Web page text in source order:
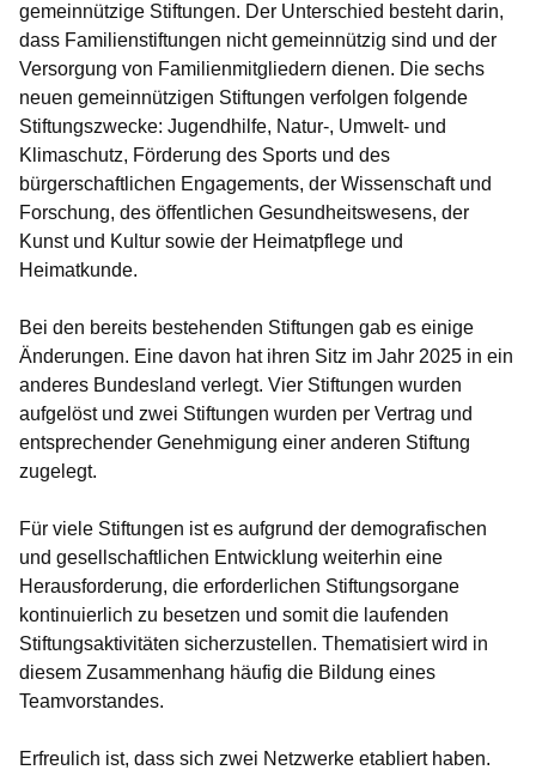
gemeinnützige Stiftungen. Der Unterschied besteht darin,
dass Familienstiftungen nicht gemeinnützig sind und der
Versorgung von Familienmitgliedern dienen. Die sechs
neuen gemeinnützigen Stiftungen verfolgen folgende
Stiftungszwecke: Jugendhilfe, Natur-, Umwelt- und
Klimaschutz, Förderung des Sports und des
bürgerschaftlichen Engagements, der Wissenschaft und
Forschung, des öffentlichen Gesundheitswesens, der
Kunst und Kultur sowie der Heimatpflege und
Heimatkunde.
Bei den bereits bestehenden Stiftungen gab es einige
Änderungen. Eine davon hat ihren Sitz im Jahr 2025 in ein
anderes Bundesland verlegt. Vier Stiftungen wurden
aufgelöst und zwei Stiftungen wurden per Vertrag und
entsprechender Genehmigung einer anderen Stiftung
zugelegt.
Für viele Stiftungen ist es aufgrund der demografischen
und gesellschaftlichen Entwicklung weiterhin eine
Herausforderung, die erforderlichen Stiftungsorgane
kontinuierlich zu besetzen und somit die laufenden
Stiftungsaktivitäten sicherzustellen. Thematisiert wird in
diesem Zusammenhang häufig die Bildung eines
Teamvorstandes.
Erfreulich ist, dass sich zwei Netzwerke etabliert haben.